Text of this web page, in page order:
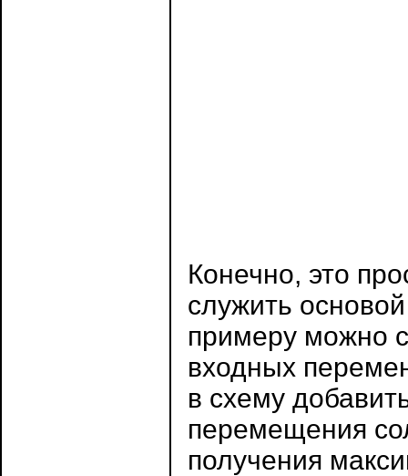
Конечно, это
служить
примеру можно
входных
в схему
перемещения
получения